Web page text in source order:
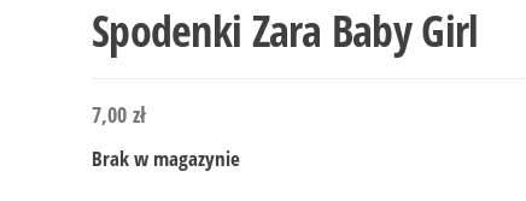
Spodenki Zara Baby Girl
7,00 zł
Brak w magazynie